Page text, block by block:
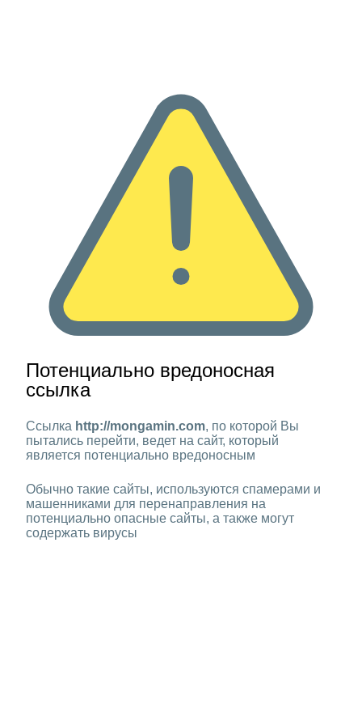
Потенциально вредоносная
ссылка
Ссылка http://mongamin.com, по которой Вы
пытались перейти, ведет на сайт, который
является потенциально вредоносным
Обычно такие сайты, используются спамерами и
машенниками для перенаправления на
потенциально опасные сайты, а также могут
содержать вирусы